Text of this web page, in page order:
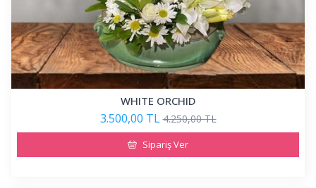
WHITE ORCHID
3.500,00 TL 4.250,00 TL
Sipariş Ver